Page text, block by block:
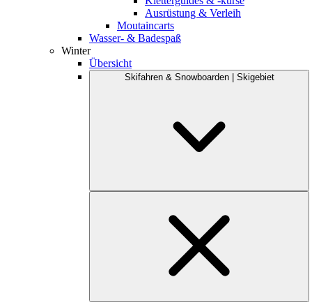
Ausrüstung & Verleih
Moutaincarts
Wasser- & Badespaß
Winter
Übersicht
Skifahren & Snowboarden | Skigebiet